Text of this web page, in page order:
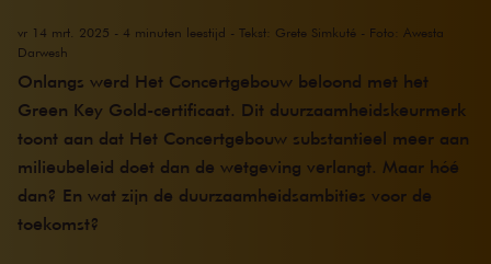
vr 14 mrt. 2025 - 4 minuten leestijd - Tekst: Grete Simkuté - Foto: Awesta
Darwesh
Onlangs werd Het Concertgebouw beloond met het
Green Key Gold-certificaat. Dit duurzaamheidskeurmerk
toont aan dat Het Concertgebouw substantieel meer aan
milieubeleid doet dan de wetgeving verlangt. Maar hóé
dan? En wat zijn de duurzaamheidsambities voor de
toekomst?